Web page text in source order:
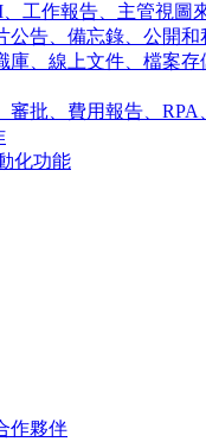
工作報告、主管視圖
公告、備忘錄、公開
庫、線上文件、檔案
審批、費用報告、RPA
化功能
作夥伴